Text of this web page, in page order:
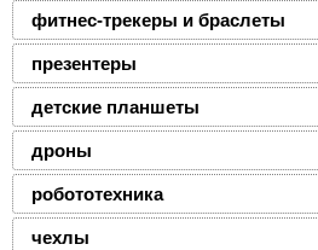
фитнес-трекеры и браслеты
презентеры
детские планшеты
дроны
робототехника
чехлы